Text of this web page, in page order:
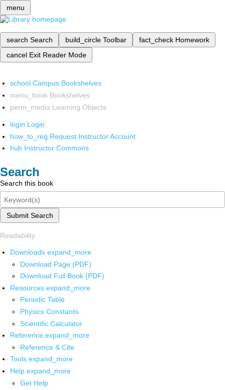
menu
search Search build_circle Toolbar fact_check Homework
cancel Exit Reader Mode
school Campus Bookshelves
menu_book Bookshelves
perm_media Learning Objects
login Login
how_to_reg Request Instructor Account
hub Instructor Commons
Search
Search this book
Submit Search
Readability
Downloads expand_more
Download Page (PDF)
Download Full Book (PDF)
Resources expand_more
Periodic Table
Physics Constants
Scientific Calculator
Reference expand_more
Reference & Cite
Tools expand_more
Help expand_more
Get Help